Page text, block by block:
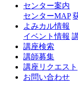
センター案内
センターMAP
よみカル情報
イベント情報
講座検索
講師募集
講座リクエスト
お問い合わせ